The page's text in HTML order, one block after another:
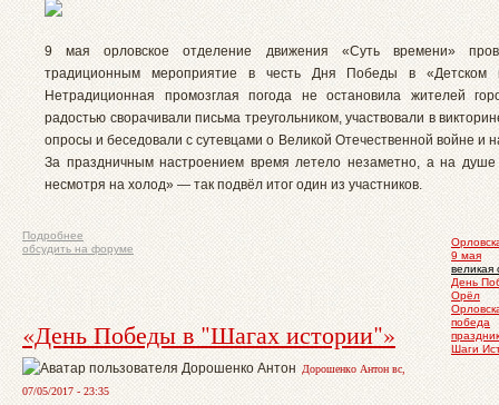
9 мая орловское отделение движения «Суть времени»
традиционным мероприятие в честь Дня Победы в «Детском
Нетрадиционная промозглая погода не остановила жителей
радостью сворачивали письма треугольником, участвовали в
опросы и беседовали с сутевцами о Великой Отечественной войне и
За праздничным настроением время летело незаметно, а на
несмотря на холод» — так подвёл итог один из участников.
9 мая
великая
День
Орёл
победа
праздник
Шаги
Подробнее
обсудить на форуме
«День Победы в "Шагах истории"»
Дорошенко Антон вс,
07/05/2017 - 23:35